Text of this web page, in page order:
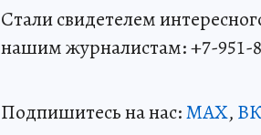
Стали свидетелем
нашим журналистам: +7-951-
Подпишитесь на нас:MAX,